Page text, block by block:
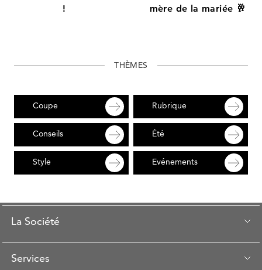
!
mère de la mariée 🥂
THÈMES
Coupe Rubrique
Conseils Été
Style Evénements
La Société
Services